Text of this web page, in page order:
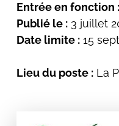
Entrée en fonction :
Publié le : 3 juillet
Date limite : 15
Lieu du poste : La